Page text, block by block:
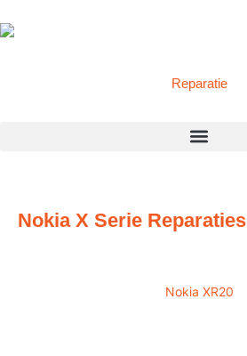
Reparatie
Nokia X Serie Reparaties
Nokia XR20